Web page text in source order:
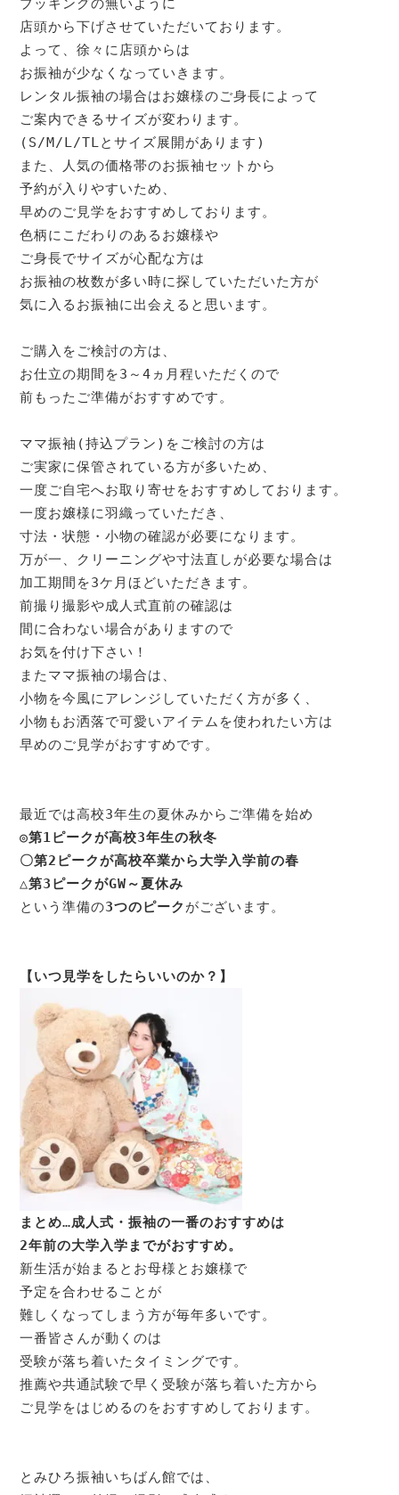
ブッキングの無いように
店頭から下げさせていただいております。
よって、徐々に店頭からは
お振袖が少なくなっていきます。
レンタル振袖の場合はお嬢様のご身長によって
ご案内できるサイズが変わります。
(S/M/L/TLとサイズ展開があります)
また、人気の価格帯のお振袖セットから
予約が入りやすいため、
早めのご見学をおすすめしております。
色柄にこだわりのあるお嬢様や
ご身長でサイズが心配な方は
お振袖の枚数が多い時に探していただいた方が
気に入るお振袖に出会えると思います。
ご購入をご検討の方は、
お仕立の期間を3～4ヵ月程いただくので
前もったご準備がおすすめです。
ママ振袖(持込プラン)をご検討の方は
ご実家に保管されている方が多いため、
一度ご自宅へお取り寄せをおすすめしております。
一度お嬢様に羽織っていただき、
寸法・状態・小物の確認が必要になります。
万が一、クリーニングや寸法直しが必要な場合は
加工期間を3ケ月ほどいただきます。
前撮り撮影や成人式直前の確認は
間に合わない場合がありますので
お気を付け下さい！
またママ振袖の場合は、
小物を今風にアレンジしていただく方が多く、
小物もお洒落で可愛いアイテムを使われたい方は
早めのご見学がおすすめです。
◎第1ピークが高校3年生の秋冬
〇第2ピークが高校卒業から大学入学前の春
△第3ピークがGW～夏休み
という準備の3つのピーク がございます。
まとめ…成人式・振袖の一番のおすすめは
2年前の大学入学までがおすすめ。
新生活が始まるとお母様とお嬢様で
予定を合わせることが
難しくなってしまう方が毎年多いです。
一番皆さんが動くのは
受験が落ち着いたタイミングです。
推薦や共通試験で早く受験が落ち着いた方から
ご見学をはじめるのをおすすめしております。
とみひろ振袖いちばん館では、